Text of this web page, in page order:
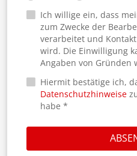
Ich willige ein, dass
zum Zwecke der
verarbeitet und
wird. Die Einwilligung
Angaben von Gründen
Hiermit bestätige ich,
Datenschutzhinweise
habe *